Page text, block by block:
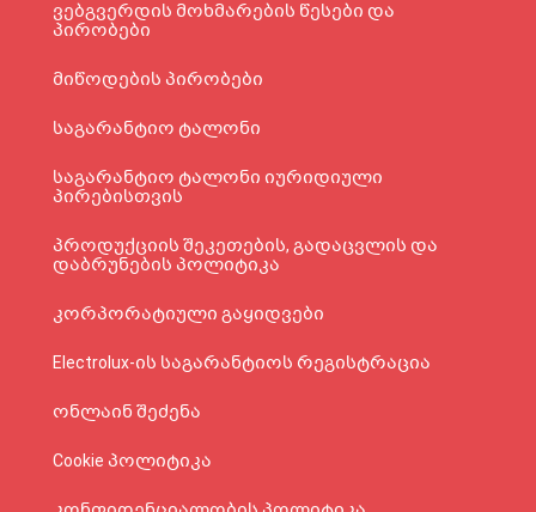
ვებგვერდის მოხმარების წესები და
პირობები
მიწოდების პირობები
საგარანტიო ტალონი
საგარანტიო ტალონი იურიდიული
პირებისთვის
პროდუქციის შეკეთების, გადაცვლის და
დაბრუნების პოლიტიკა
კორპორატიული გაყიდვები
Electrolux-ის საგარანტიოს რეგისტრაცია
ონლაინ შეძენა
Cookie პოლიტიკა